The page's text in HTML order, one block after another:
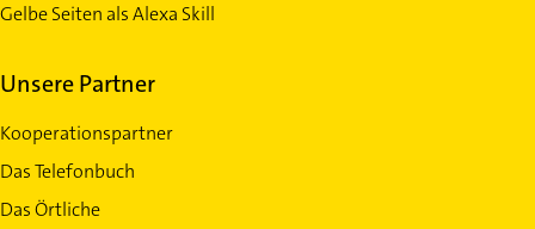
Gelbe Seiten als Alexa Skill
Unsere Partner
Kooperationspartner
Das Telefonbuch
Das Örtliche